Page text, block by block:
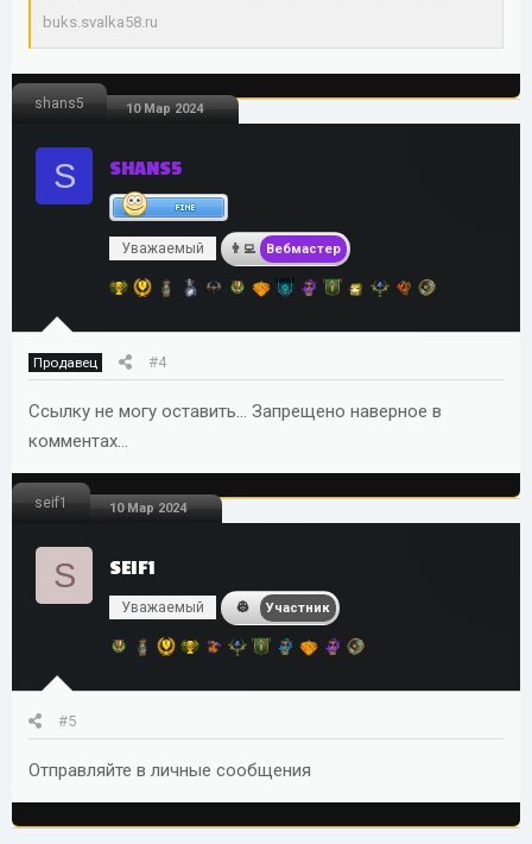
buks.svalka58.ru
shans5 10 Мар 2024
S SHANS5
Уважаемый Вебмастер
Продавец #4
Ссылку не могу оставить... Запрещено наверное в
комментах...
seif1 10 Мар 2024
S SEIF1
Уважаемый Участник
#5
Отправляйте в личные сообщения